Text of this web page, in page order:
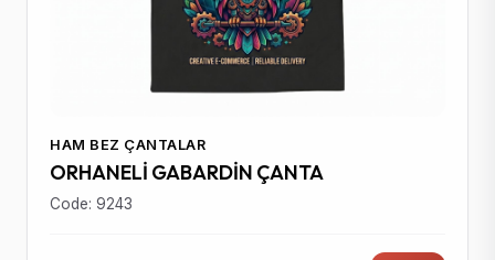
HAM BEZ ÇANTALAR
ORHANELİ GABARDİN ÇANTA
Code: 9243